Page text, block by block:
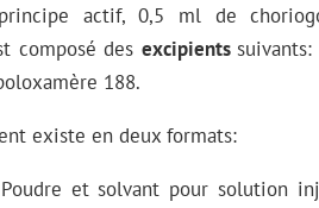
actif, 0,5 ml de
composé des excipients
188.
existe en deux formats:
et solvant pour solution